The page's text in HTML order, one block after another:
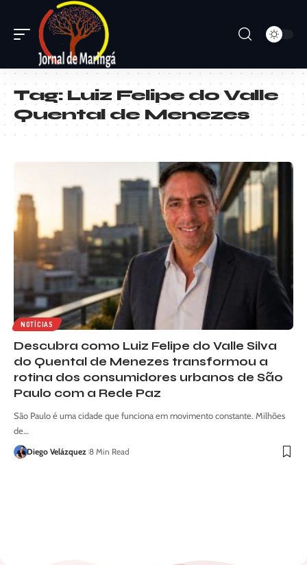
Tag:Luiz Felipe do Valle
Quental de Menezes
NOTÍCIAS
Descubra como Luiz Felipe do Valle Silva
do Quental de Menezes transformou a
rotina dos consumidores urbanos de São
Paulo com a Rede Paz
São Paulo é uma cidade que funciona em movimento constante. Milhões
de…
Diego Velázquez 8 Min Read